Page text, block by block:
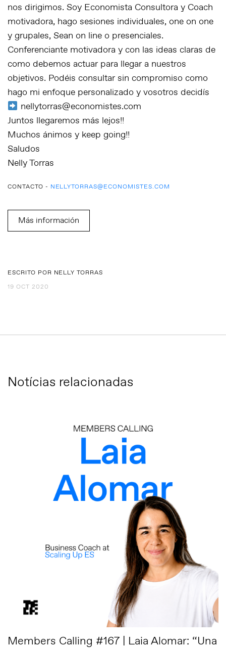
nos dirigimos. Soy Economista Consultora y Coach
motivadora, hago sesiones individuales, one on one
y grupales, Sean on line o presenciales.
Conferenciante motivadora y con las ideas claras de
como debemos actuar para llegar a nuestros
objetivos. Podéis consultar sin compromiso como
hago mi enfoque personalizado y vosotros decidís
nellytorras@economistes.com
Juntos llegaremos más lejos!!
Muchos ánimos y keep going!!
Saludos
Nelly Torras
CONTACTO - NELLYTORRAS@ECONOMISTES.COM
Más información
ESCRITO POR NELLY TORRAS
19 OCT 2020
Notícias relacionadas
Members Calling #167 | Laia Alomar: “Una